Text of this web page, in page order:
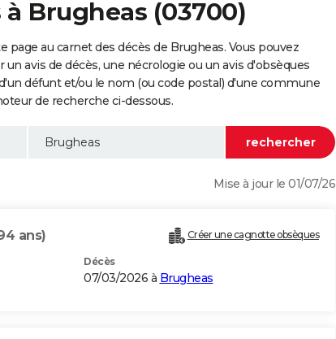
Brugheas (03700)
au carnet des décès de Brugheas. Vous pouvez
avis de décès, une nécrologie ou un avis d'obsèques
défunt et/ou le nom (ou code postal) d'une commune
de recherche ci-dessous.
Mise à jour le 01/07/26
ans) Créer une cagnotte obsèques
Décès
07/03/2026 à Brugheas